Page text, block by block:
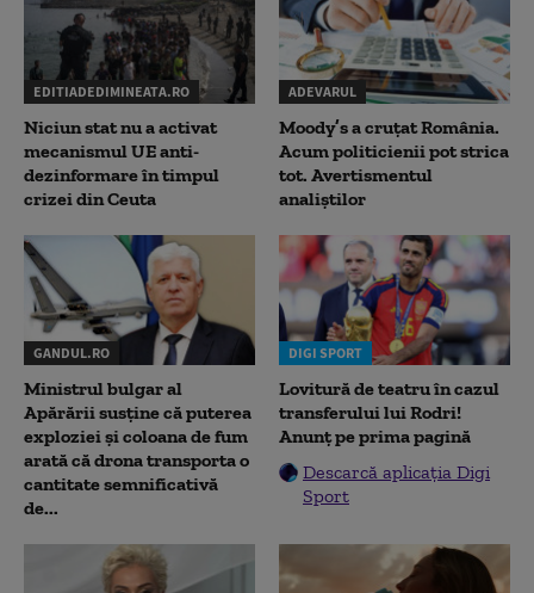
EDITIADEDIMINEATA.RO
Niciun stat nu a activat
mecanismul UE anti-
dezinformare în timpul
crizei din Ceuta
ADEVARUL
Moody’s a cruțat România.
Acum politicienii pot strica
tot. Avertismentul
analiștilor
GANDUL.RO
Ministrul bulgar al
Apărării susține că puterea
exploziei și coloana de fum
arată că drona transporta o
cantitate semnificativă
de...
DIGI SPORT
Lovitură de teatru în cazul
transferului lui Rodri!
Anunț pe prima pagină
Descarcă aplicația Digi
Sport